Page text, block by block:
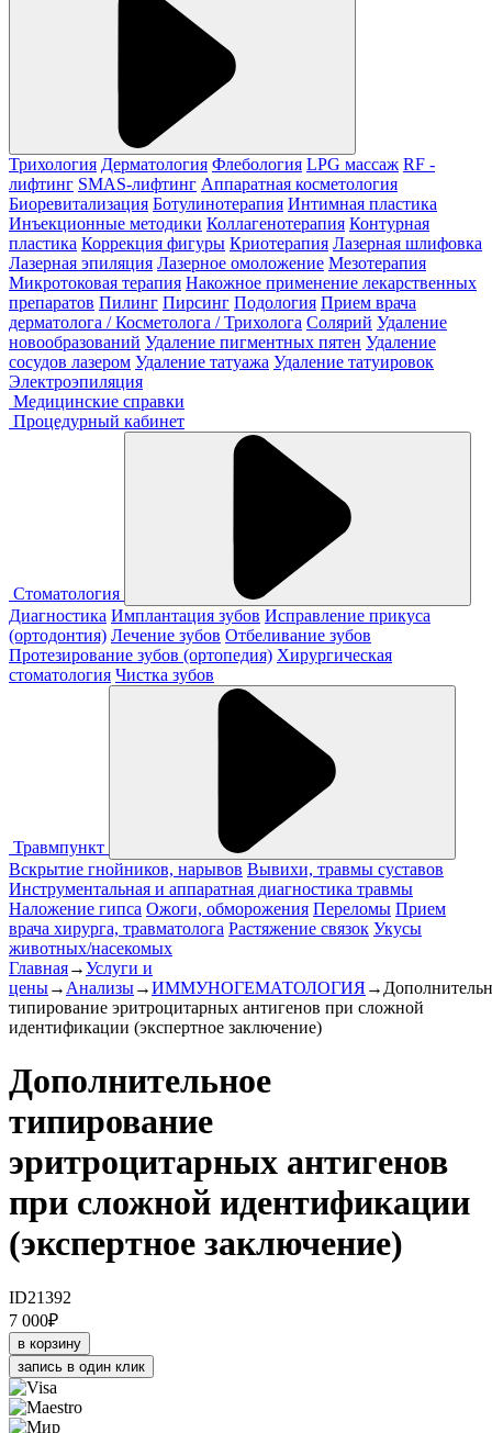
Трихология Дерматология Флебология LPG массаж RF -
лифтинг SMAS-лифтинг Аппаратная косметология
Биоревитализация Ботулинотерапия Интимная пластика
Инъекционные методики Коллагенотерапия Контурная
пластика Коррекция фигуры Криотерапия Лазерная шлифовка
Лазерная эпиляция Лазерное омоложение Мезотерапия
Микротоковая терапия Накожное применение лекарственных
препаратов Пилинг Пирсинг Подология Прием врача
дерматолога / Косметолога / Трихолога Солярий Удаление
новообразований Удаление пигментных пятен Удаление
сосудов лазером Удаление татуажа Удаление татуировок
Электроэпиляция
Медицинские справки
Процедурный кабинет
Стоматология
Диагностика Имплантация зубов Исправление прикуса
(ортодонтия) Лечение зубов Отбеливание зубов
Протезирование зубов (ортопедия) Хирургическая
стоматология Чистка зубов
Травмпункт
Вскрытие гнойников, нарывов Вывихи, травмы суставов
Инструментальная и аппаратная диагностика травмы
Наложение гипса Ожоги, обморожения Переломы Прием
врача хирурга, травматолога Растяжение связок Укусы
животных/насекомых
Главная→Услуги и
цены→ Анализы→ИММУНОГЕМАТОЛОГИЯ→
типирование эритроцитарных антигенов при сложной
идентификации (экспертное заключение)
Дополнительное
типирование
эритроцитарных антигенов
при сложной идентификации
(экспертное заключение)
ID21392
7 000₽
в корзину
запись в один клик